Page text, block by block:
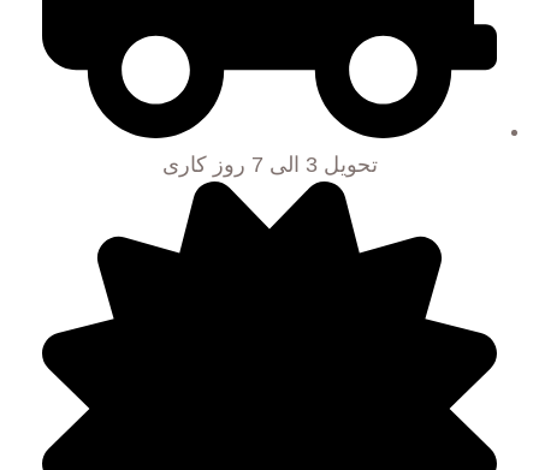
تحویل 3 الی 7 روز کاری